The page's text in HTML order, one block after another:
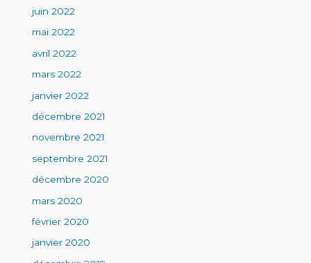
juin 2022
mai 2022
avril 2022
mars 2022
janvier 2022
décembre 2021
novembre 2021
septembre 2021
décembre 2020
mars 2020
février 2020
janvier 2020